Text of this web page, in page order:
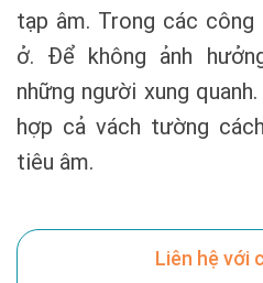
tạp âm. Trong các
ở. Để không ảnh
những người xung
hợp cả vách tường
tiêu âm.
Liên hệ với